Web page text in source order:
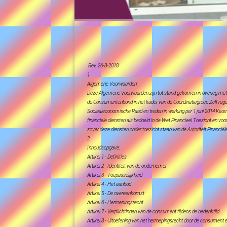
Rev, 26-8-2018
1
Algemene Voorwaarden:
Deze Algemene Voorwaarden zijn tot stand gekomen in overleg met
de Consumentenbond in het kader van de Coördinatiegroep Zelf
Sociaaleconomische Raad en treden in werking per 1 juni
financiële diensten als bedoeld in de Wet Financieel Toezicht en voor
zover deze diensten onder toezicht staan van de Autoriteit
2
Inhoudsopgave:
Artikel 1 - Definities
Artikel 2 - Identiteit van de ondernemer
Artikel 3 - Toepasselijkheid
Artikel 4 - Het aanbod
Artikel 5 - De overeenkomst
Artikel 6 - Herroepingsrecht
Artikel 7 - Verplichtingen van de consument tijdens de bedenktijd
Artikel 8 - Uitoefening van het herroepingsrecht door de consument